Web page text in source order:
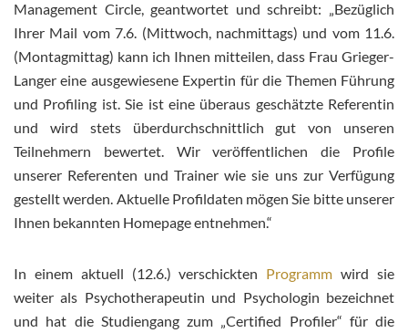
Management Circle, geantwortet und schreibt: „Bezüglich
Ihrer Mail vom 7.6. (Mittwoch, nachmittags) und vom 11.6.
(Montagmittag) kann ich Ihnen mitteilen, dass Frau Grieger-
Langer eine ausgewiesene Expertin für die Themen Führung
und Profiling ist. Sie ist eine überaus geschätzte Referentin
und wird stets überdurchschnittlich gut von unseren
Teilnehmern bewertet. Wir veröffentlichen die Profile
unserer Referenten und Trainer wie sie uns zur Verfügung
gestellt werden. Aktuelle Profildaten mögen Sie bitte unserer
Ihnen bekannten Homepage entnehmen.“
In einem aktuell (12.6.) verschickten Programm wird sie
weiter als Psychotherapeutin und Psychologin bezeichnet
und hat die Studiengang zum „Certified Profiler“ für die